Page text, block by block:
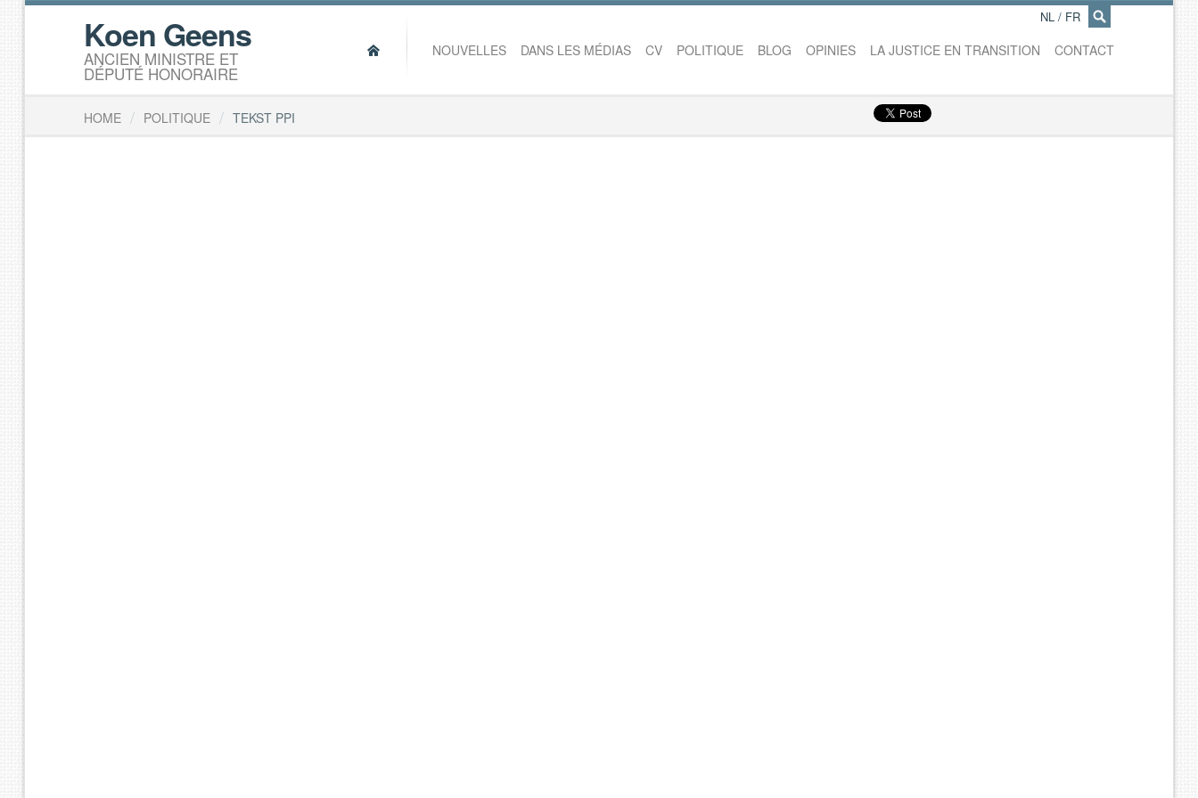
×
Koen Geens
ANCIEN MINISTRE ET
DÉPUTÉ HONORAIRE
NOUVELLES DANS LES MÉDIAS CV POLITIQUE BLOG OPINIES LA JUSTICE EN TRANSITION CONTACT
NL / FR
HOME / POLITIQUE / TEKST PPI